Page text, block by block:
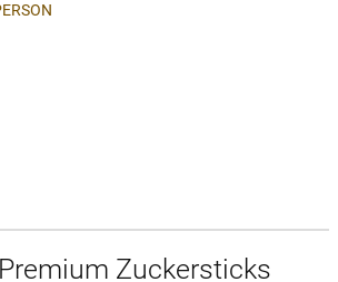
Zuckersticks